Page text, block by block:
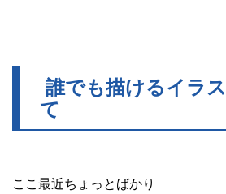
誰でも描けるイラ
て
ここ最近ちょっとばかり